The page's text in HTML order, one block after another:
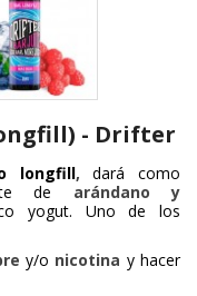
- Drifter
longfill,dará como
de arándano y
yogut. Uno de los
y/o nicotina y hacer